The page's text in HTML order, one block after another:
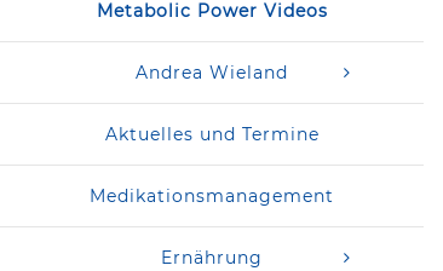
Metabolic Power Videos
Andrea Wieland
Aktuelles und Termine
Medikationsmanagement
Ernährung